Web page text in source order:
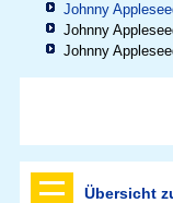
Johnny
Johnny
Johnny
Übersicht